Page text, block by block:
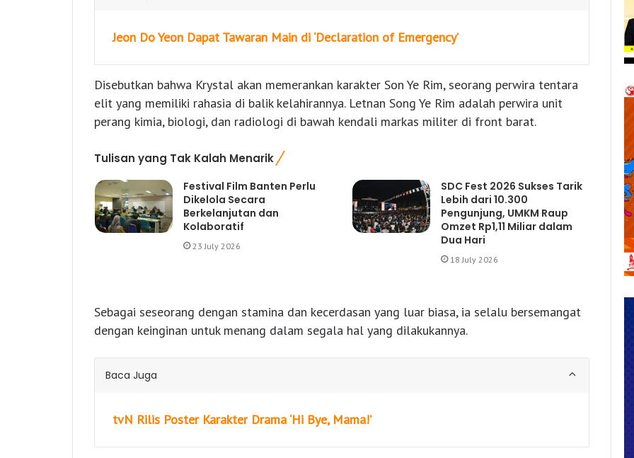
Jeon Do Yeon Dapat Tawaran Main di ‘Declaration of Emergency’
Disebutkan bahwa Krystal akan memerankan karakter Son Ye Rim, seorang perwira tentara
elit yang memiliki rahasia di balik kelahirannya. Letnan Song Ye Rim adalah perwira unit
perang kimia, biologi, dan radiologi di bawah kendali markas militer di front barat.
Tulisan yang Tak Kalah Menarik
Festival Film Banten Perlu
Dikelola Secara
Berkelanjutan dan
Kolaboratif
23 July 2026
SDC Fest 2026 Sukses Tarik
Lebih dari 10.300
Pengunjung, UMKM Raup
Omzet Rp1,11 Miliar dalam
Dua Hari
18 July 2026
Sebagai seseorang dengan stamina dan kecerdasan yang luar biasa, ia selalu bersemangat
dengan keinginan untuk menang dalam segala hal yang dilakukannya.
Baca Juga
tvN Rilis Poster Karakter Drama ‘Hi Bye, Mama!’